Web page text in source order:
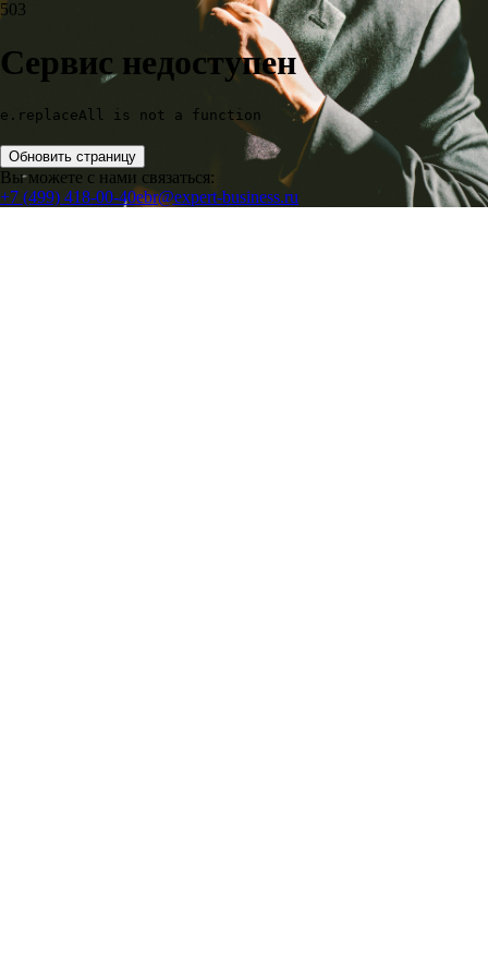
503
Сервис недоступен
e.replaceAll is not a function
Обновить страницу
Вы можете с нами связаться:
+7 (499) 418-00-40ebr@expert-business.ru